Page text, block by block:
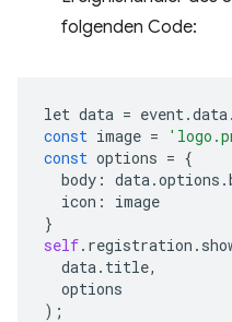
folgenden Code:
let data = event.data.
const image =
const options = {
body : data.options .
icon :
image
}
self. registration .
data. title,
options
);